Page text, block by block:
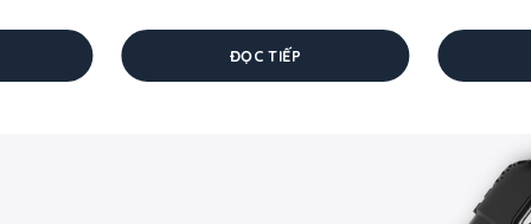
lý tưởng cho hệ thống POS trong ngành bán lẻ và nhà
ĐỌC TIẾP